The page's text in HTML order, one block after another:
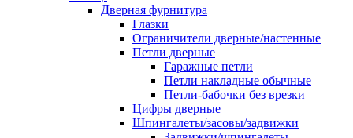
Дверная фурнитура
Глазки
Ограничители дверные/настенные
Петли дверные
Гаражные петли
Петли накладные обычные
Петли-бабочки без врезки
Цифры дверные
Шпингалеты/засовы/задвижки